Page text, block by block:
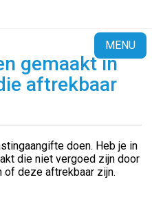
MENU
gemaakt in
aftrekbaar
doen. Heb je in
die niet vergoed zijn door
of deze aftrekbaar zijn.